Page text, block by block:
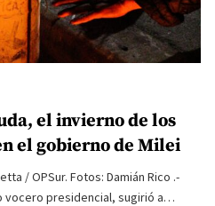
el invierno de los
el gobierno de Milei
/ OPSur. Fotos: Damián Rico .-
vocero presidencial, sugirió a…